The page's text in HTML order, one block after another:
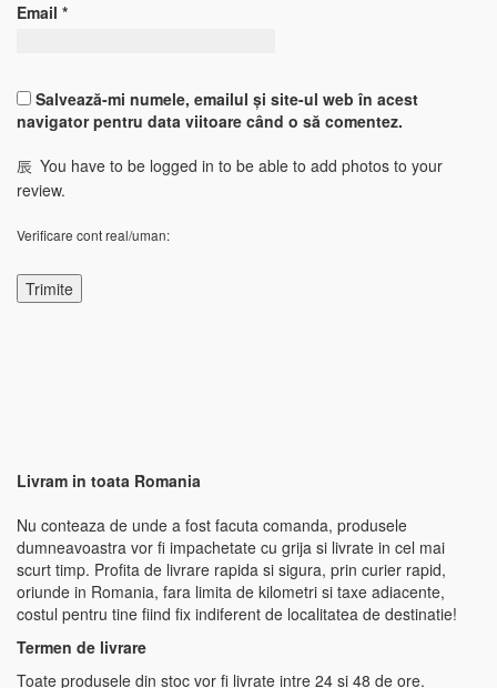
Email *
Salvează-mi numele, emailul și site-ul web în acest
navigator pentru data viitoare când o să comentez.
You have to be logged in to be able to add photos to your
review.
Verificare cont real/uman:
Livram in toata Romania
Nu conteaza de unde a fost facuta comanda, produsele
dumneavoastra vor fi impachetate cu grija si livrate in cel mai
scurt timp. Profita de livrare rapida si sigura, prin curier rapid,
oriunde in Romania, fara limita de kilometri si taxe adiacente,
costul pentru tine fiind fix indiferent de localitatea de destinatie!
Termen de livrare
Toate produsele din stoc vor fi livrate intre 24 si 48 de ore.